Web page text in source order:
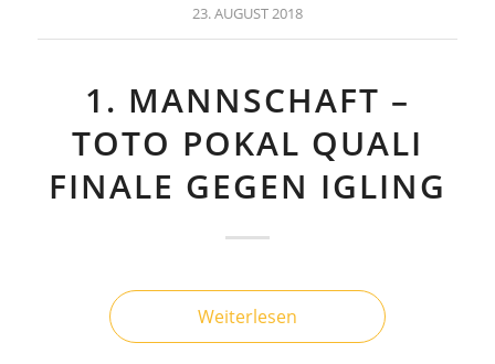
23. AUGUST 2018
1. MANNSCHAFT –
TOTO POKAL QUALI
FINALE GEGEN IGLING
Weiterlesen